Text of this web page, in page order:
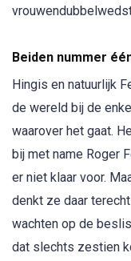
Beiden nummer
Hingis en natuurlijk
de wereld bij de
waarover het gaat.
bij met name Roger
er niet klaar voor.
denkt ze daar
wachten op de
dat slechts zestien